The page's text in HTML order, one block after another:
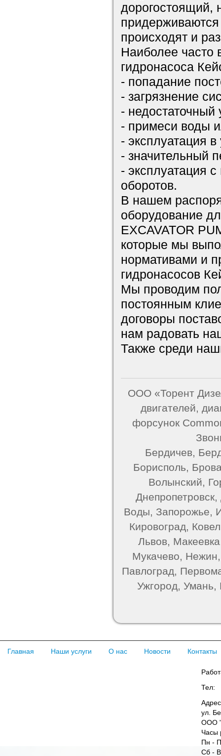
дорогостоящий,
придерживаются
происходят и
Наиболее часто
гидронасоса
- попадание
- загрязнение
-
- примеси воды
- эксплуатация
- значительный
- эксплуатация
оборотов.
В нашем
оборудование
EXCAVATOR
которые мы
нормативами и
гидронасосов
Мы проводим
постоянным
договоры
нам радовать
Также среди
ООО «Торент
двигателей,
форсунок
Бердичев,
Борисполь,
Волынский,
Воды, Запорожье,
Кировоград,
Львов,
Мукачево,
Павлоград,
Ужгород, Умань,
Главная Наши услуги О нас Новости Контакты
Тел:
ул.
ООО
Часы
Пн -
Сб -